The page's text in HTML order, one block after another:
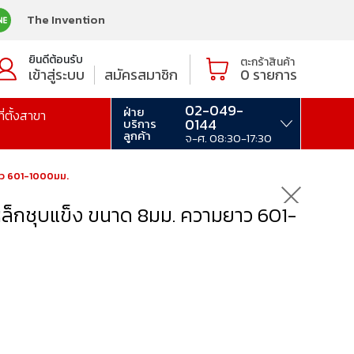
The Invention
ยินดีต้อนรับ
เข้าสู่ระบบ สมัครสมาชิก
ตะกร้าสินค้า
0 รายการ
ตั้งสาขา ฝ่าย
บริการ
ลูกค้า
02-049-
0144
จ-ศ. 08:30-17:30
601-1000มม.
กชุบแข็ง ขนาด 8มม. ความยาว 601-